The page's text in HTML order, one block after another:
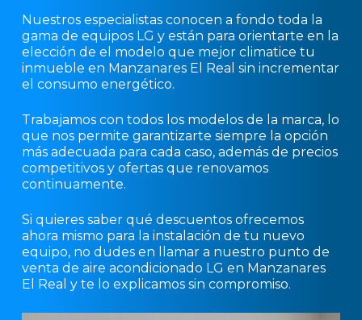
Nuestros especialistas conocen a fondo toda la
gama de equipos LG y están para orientarte en la
elección de el modelo que mejor climatice tu
inmueble en Manzanares El Real sin incrementar
el consumo energético.
Trabajamos con todos los modelos de la marca, lo
que nos permite garantizarte siempre la opción
más adecuada para cada caso, además de precios
competitivos y ofertas que renovamos
continuamente.
Si quieres saber qué descuentos ofrecemos
ahora mismo para la instalación de tu nuevo
equipo, no dudes en llamar a nuestro punto de
venta de aire acondicionado LG en Manzanares
El Real y te lo explicamos sin compromiso.